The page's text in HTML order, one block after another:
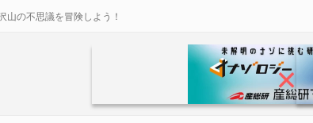
の不思議を冒険しよう！